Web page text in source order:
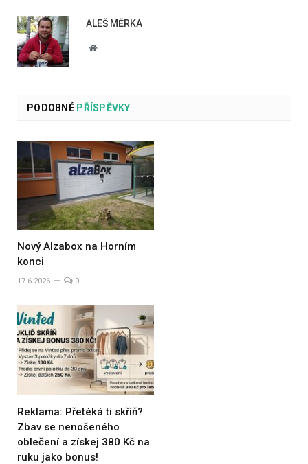
ALEŠ MĚRKA
Website
PODOBNÉPŘÍSPĚVKY
Nový Alzabox na Horním
konci
17.6.2026 0
Reklama: Přetéká ti skříň?
Zbav se nenošeného
oblečení a získej 380 Kč na
ruku jako bonus!